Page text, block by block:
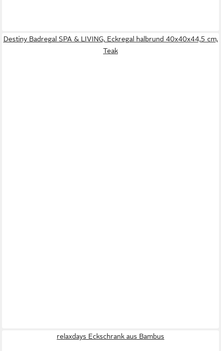
Destiny Badregal SPA & LIVING, Eckregal halbrund 40x40x44,5 cm,
Teak
relaxdays Eckschrank aus Bambus